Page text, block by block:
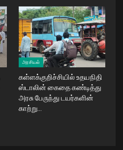
அரசியல்
கள்ளக்குறிச்சியில் உதயநிதி
ஸ்டாலின் கைதை கண்டித்து
அரசு பேருந்து டயர்களின்
காற்று…